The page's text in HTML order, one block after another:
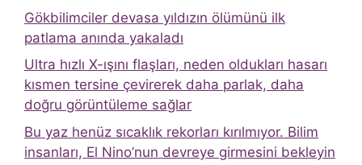
Gökbilimciler devasa yıldızın ölümünü ilk
patlama anında yakaladı
Ultra hızlı X-ışını flaşları, neden oldukları hasarı
kısmen tersine çevirerek daha parlak, daha
doğru görüntüleme sağlar
Bu yaz henüz sıcaklık rekorları kırılmıyor. Bilim
insanları, El Nino’nun devreye girmesini bekleyin